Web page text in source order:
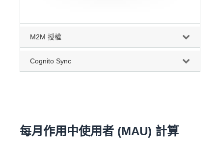
M2M 授權
Cognito Sync
每月作用中使用者 (MAU) 計算